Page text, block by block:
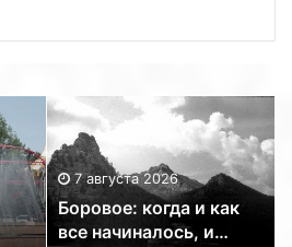
7 августа 2026
Боровое: когда и как
все начиналось, и